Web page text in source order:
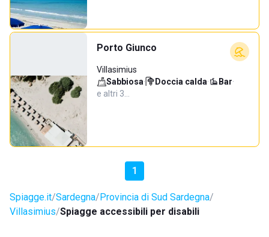
Porto Giunco
Villasimius
Sabbiosa· Doccia calda· Bar·
e altri 3…
1
Spiagge.it Sardegna Provincia di Sud Sardegna
Villasimius Spiagge accessibili per disabili